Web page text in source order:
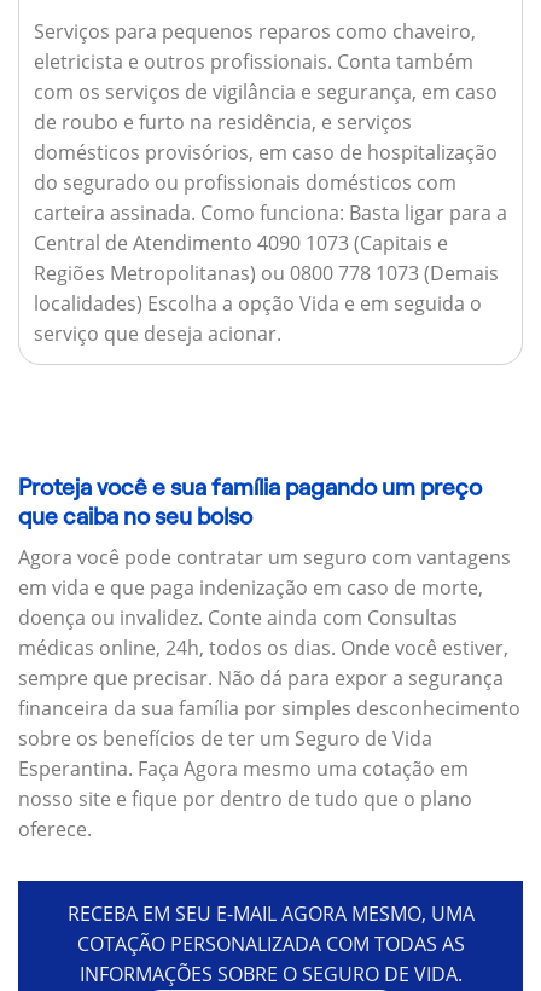
Serviços para pequenos reparos como chaveiro,
eletricista e outros profissionais. Conta também
com os serviços de vigilância e segurança, em caso
de roubo e furto na residência, e serviços
domésticos provisórios, em caso de hospitalização
do segurado ou profissionais domésticos com
carteira assinada. Como funciona: Basta ligar para a
Central de Atendimento 4090 1073 (Capitais e
Regiões Metropolitanas) ou 0800 778 1073 (Demais
localidades) Escolha a opção Vida e em seguida o
serviço que deseja acionar.
Proteja você e sua família pagando um preço
que caiba no seu bolso
Agora você pode contratar um seguro com vantagens
em vida e que paga indenização em caso de morte,
doença ou invalidez. Conte ainda com Consultas
médicas online, 24h, todos os dias. Onde você estiver,
sempre que precisar. Não dá para expor a segurança
financeira da sua família por simples desconhecimento
sobre os benefícios de ter um Seguro de Vida
Esperantina. Faça Agora mesmo uma cotação em
nosso site e fique por dentro de tudo que o plano
oferece.
RECEBA EM SEU E-MAIL AGORA MESMO, UMA
COTAÇÃO PERSONALIZADA COM TODAS AS
INFORMAÇÕES SOBRE O SEGURO DE VIDA.